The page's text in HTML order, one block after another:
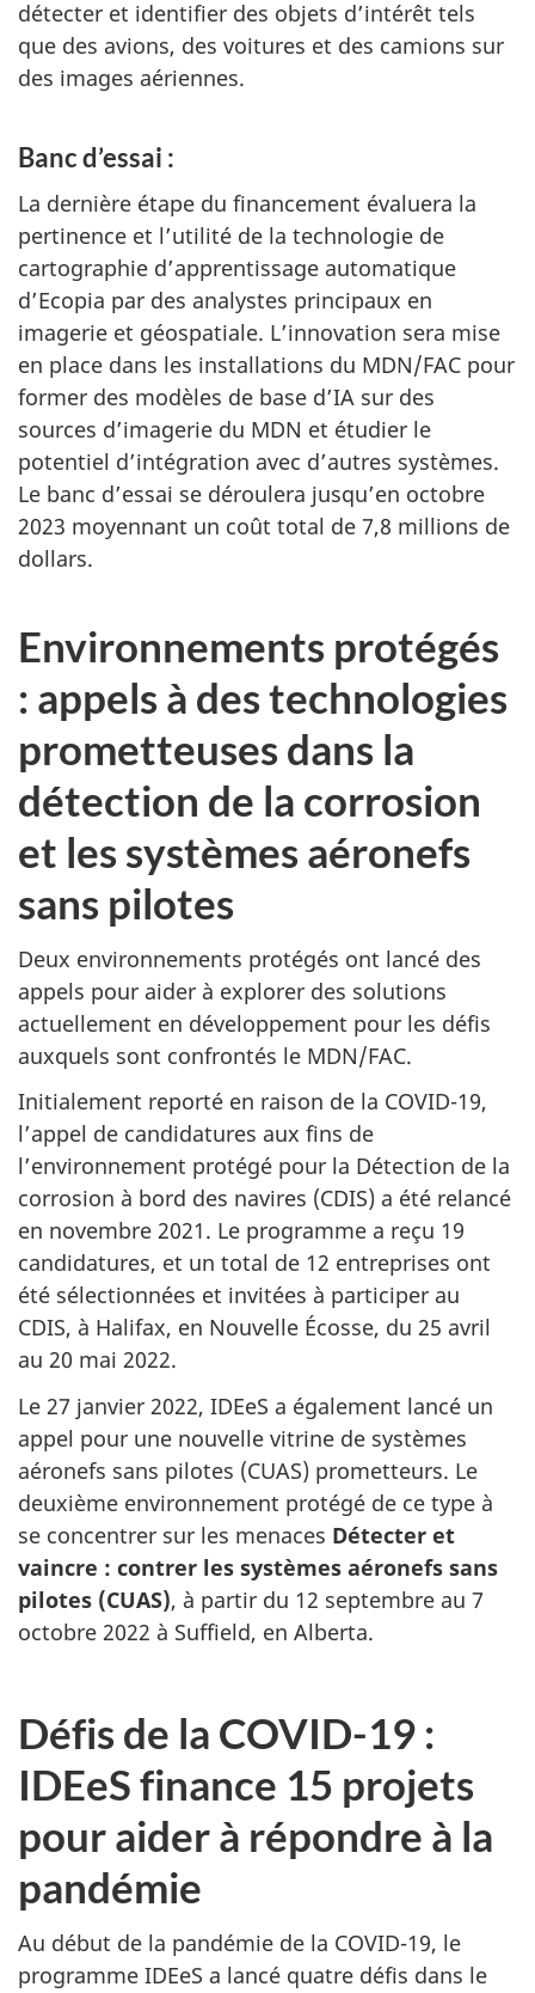
détecter et identifier des objets d’intérêt tels
que des avions, des voitures et des camions sur
des images aériennes.
Banc d’essai :
La dernière étape du financement évaluera la
pertinence et l’utilité de la technologie de
cartographie d’apprentissage automatique
d’Ecopia par des analystes principaux en
imagerie et géospatiale. L’innovation sera mise
en place dans les installations du MDN/FAC pour
former des modèles de base d’IA sur des
sources d’imagerie du MDN et étudier le
potentiel d’intégration avec d’autres systèmes.
Le banc d’essai se déroulera jusqu’en octobre
2023 moyennant un coût total de 7,8 millions de
dollars.
Environnements protégés
: appels à des technologies
prometteuses dans la
détection de la corrosion
et les systèmes aéronefs
sans pilotes
Deux environnements protégés ont lancé des
appels pour aider à explorer des solutions
actuellement en développement pour les défis
auxquels sont confrontés le MDN/FAC.
Initialement reporté en raison de la COVID-19,
l’appel de candidatures aux fins de
l’environnement protégé pour la Détection de la
corrosion à bord des navires (CDIS) a été relancé
en novembre 2021. Le programme a reçu 19
candidatures, et un total de 12 entreprises ont
été sélectionnées et invitées à participer au
CDIS, à Halifax, en Nouvelle Écosse, du 25 avril
au 20 mai 2022.
Le 27 janvier 2022, IDEeS a également lancé un
appel pour une nouvelle vitrine de systèmes
aéronefs sans pilotes (CUAS) prometteurs. Le
deuxième environnement protégé de ce type à
se concentrer sur les menaces Détecter et
vaincre : contrer les systèmes aéronefs sans
pilotes (CUAS), à partir du 12 septembre au 7
octobre 2022 à Suffield, en Alberta.
Défis de la COVID-19 :
IDEeS finance 15 projets
pour aider à répondre à la
pandémie
Au début de la pandémie de la COVID-19, le
programme IDEeS a lancé quatre défis dans le